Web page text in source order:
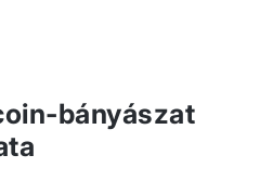
bányászat